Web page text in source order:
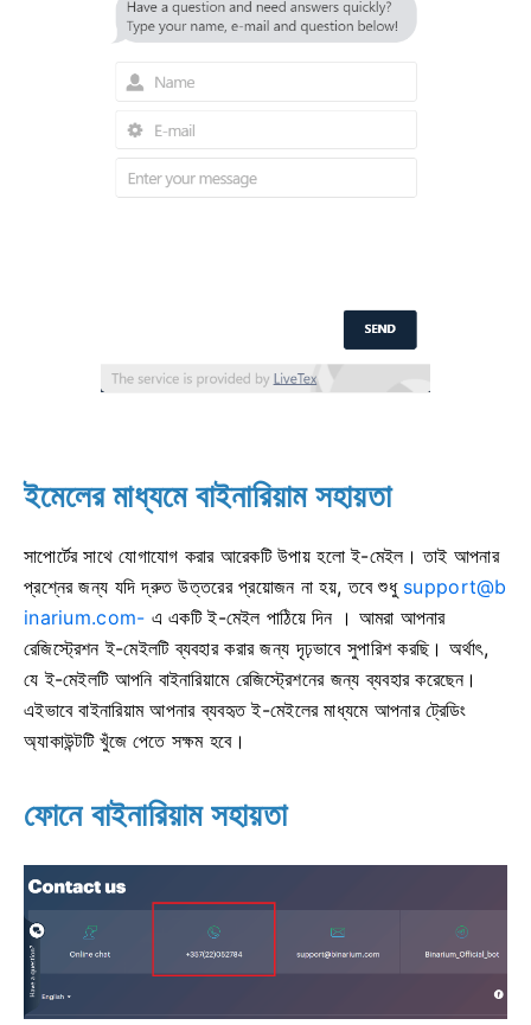
ইমেলের মাধ্যমে বাইনারিয়াম সহায়তা
সাপোর্টের সাথে যোগাযোগ করার আরেকটি উপায় হলো ই-মেইল। তাই আপনার
প্রশ্নের জন্য যদি দ্রুত উত্তরের প্রয়োজন না হয়, তবে শুধু support@b
inarium.com- এ একটি ই-মেইল পাঠিয়ে দিন । আমরা আপনার
রেজিস্ট্রেশন ই-মেইলটি ব্যবহার করার জন্য দৃঢ়ভাবে সুপারিশ করছি। অর্থাৎ,
যে ই-মেইলটি আপনি বাইনারিয়ামে রেজিস্ট্রেশনের জন্য ব্যবহার করেছেন।
এইভাবে বাইনারিয়াম আপনার ব্যবহৃত ই-মেইলের মাধ্যমে আপনার ট্রেডিং
অ্যাকাউন্টটি খুঁজে পেতে সক্ষম হবে।
ফোনে বাইনারিয়াম সহায়তা